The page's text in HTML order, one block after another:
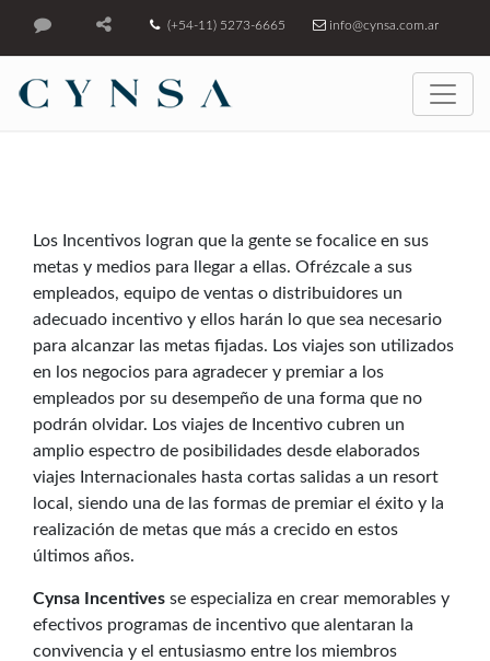
(+54-11) 5273-6665 info@cynsa.com.ar
Los Incentivos logran que la gente se focalice en sus
metas y medios para llegar a ellas. Ofrézcale a sus
empleados, equipo de ventas o distribuidores un
adecuado incentivo y ellos harán lo que sea necesario
para alcanzar las metas fijadas. Los viajes son utilizados
en los negocios para agradecer y premiar a los
empleados por su desempeño de una forma que no
podrán olvidar. Los viajes de Incentivo cubren un
amplio espectro de posibilidades desde elaborados
viajes Internacionales hasta cortas salidas a un resort
local, siendo una de las formas de premiar el éxito y la
realización de metas que más a crecido en estos
últimos años.
Cynsa Incentives se especializa en crear memorables y
efectivos programas de incentivo que alentaran la
convivencia y el entusiasmo entre los miembros